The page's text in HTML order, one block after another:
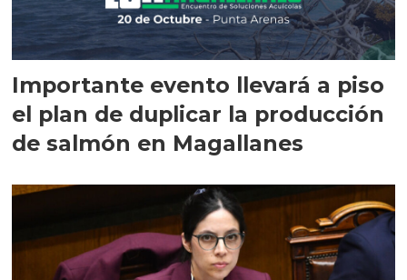
Importante evento llevará a piso
el plan de duplicar la producción
de salmón en Magallanes